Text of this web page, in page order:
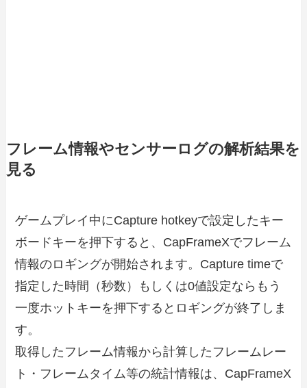
フレーム情報やセンサーログの解析結果を
見る
ゲームプレイ中にCapture hotkeyで設定したキー
ボードキーを押下すると、CapFrameXでフレーム
情報のロギングが開始されます。Capture timeで
指定した時間（秒数）もしくは0値設定ならもう
一度ホットキーを押下するとロギングが終了しま
す。
取得したフレーム情報から計算したフレームレー
ト・フレームタイム等の統計情報は、CapFrameX